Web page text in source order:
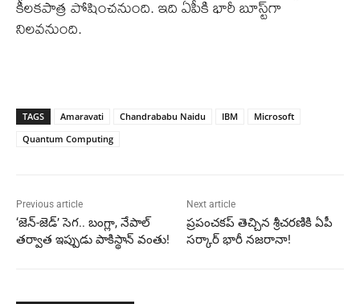
కీలకపాత్ర పోషించనుంది. ఇది ఏపీకి భారీ బూస్ట్‌గా
నిలవనుంది.
TAGS Amaravati Chandrababu Naidu IBM
Microsoft
Quantum Computing
Previous article
‘జెన్-జెడ్’ సెగ.. బంగ్లా, నేపాల్
తర్వాత ఇప్పుడు పాకిస్థాన్ వంతు!
Next article
ప్రపంచకప్ తెచ్చిన శ్రీచరణికి ఏపీ
సర్కార్ భారీ నజరానా!